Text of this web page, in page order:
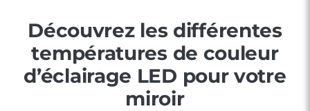
Découvrez les différentes
températures de couleur
d’éclairage LED pour votre
miroir